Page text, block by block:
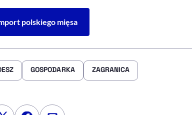
polskiego mięsa
GOSPODARKA ZAGRANICA